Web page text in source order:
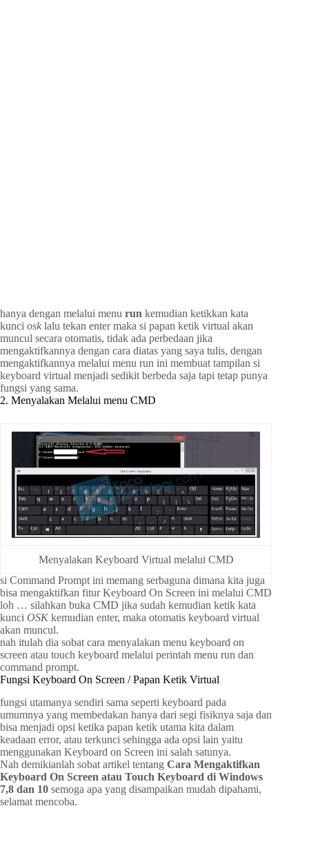
hanya dengan melalui menu run kemudian ketikkan kata
kunci osk lalu tekan enter maka si papan ketik virtual akan
muncul secara otomatis, tidak ada perbedaan jika
mengaktifkannya dengan cara diatas yang saya tulis, dengan
mengaktifkannya melalui menu run ini membuat tampilan si
keyboard virtual menjadi sedikit berbeda saja tapi tetap punya
fungsi yang sama.
2. Menyalakan Melalui menu CMD
Menyalakan Keyboard Virtual melalui CMD
si Command Prompt ini memang serbaguna dimana kita juga
bisa mengaktifkan fitur Keyboard On Screen ini melalui CMD
loh … silahkan buka CMD jika sudah kemudian ketik kata
kunci OSK kemudian enter, maka otomatis keyboard virtual
akan muncul.
nah itulah dia sobat cara menyalakan menu keyboard on
screen atau touch keyboard melalui perintah menu run dan
command prompt.
Fungsi Keyboard On Screen / Papan Ketik Virtual
fungsi utamanya sendiri sama seperti keyboard pada
umumnya yang membedakan hanya dari segi fisiknya saja dan
bisa menjadi opsi ketika papan ketik utama kita dalam
keadaan error, atau terkunci sehingga ada opsi lain yaitu
menggunakan Keyboard on Screen ini salah satunya.
Nah demikianlah sobat artikel tentang Cara Mengaktifkan
Keyboard On Screen atau Touch Keyboard di Windows
7,8 dan 10 semoga apa yang disampaikan mudah dipahami,
selamat mencoba.